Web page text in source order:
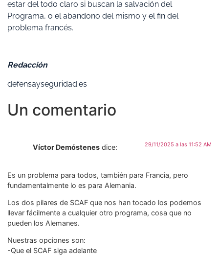
estar del todo claro si buscan la salvación del
Programa, o el abandono del mismo y el fin del
problema francés.
Redacción
defensayseguridad.es
Un comentario
Víctor Demóstenes dice: 29/11/2025 a las 11:52 AM
Es un problema para todos, también para Francia, pero
fundamentalmente lo es para Alemania.
Los dos pilares de SCAF que nos han tocado los podemos
llevar fácilmente a cualquier otro programa, cosa que no
pueden los Alemanes.
Nuestras opciones son:
-Que el SCAF siga adelante